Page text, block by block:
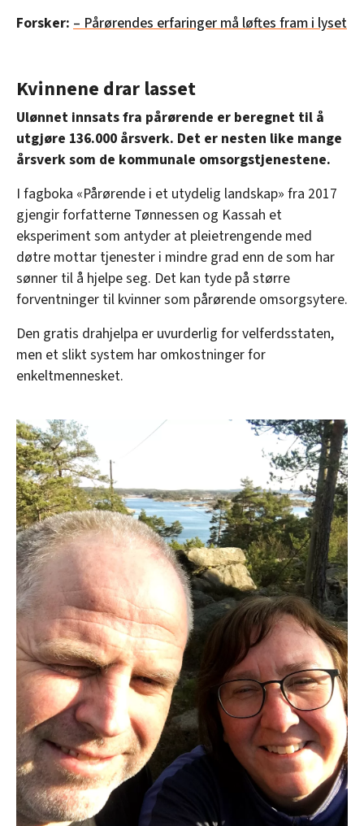
Forsker: – Pårørendes erfaringer må løftes fram i lyset
Kvinnene drar lasset
Ulønnet innsats fra pårørende er beregnet til å
utgjøre 136.000 årsverk. Det er nesten like mange
årsverk som de kommunale omsorgstjenestene.
I fagboka «Pårørende i et utydelig landskap» fra 2017
gjengir forfatterne Tønnessen og Kassah et
eksperiment som antyder at pleietrengende med
døtre mottar tjenester i mindre grad enn de som har
sønner til å hjelpe seg. Det kan tyde på større
forventninger til kvinner som pårørende omsorgsytere.
Den gratis drahjelpa er uvurderlig for velferdsstaten,
men et slikt system har omkostninger for
enkeltmennesket.